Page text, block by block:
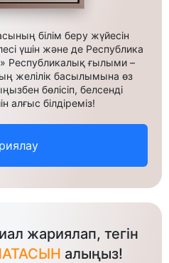
білім беру жүйесін
үшін және де Республика
Республикалық ғылыми –
желілік басылымына өз
бөлісіп, белсенді
алғыс білдіреміз!
жариялап, тегін
алыңыз!